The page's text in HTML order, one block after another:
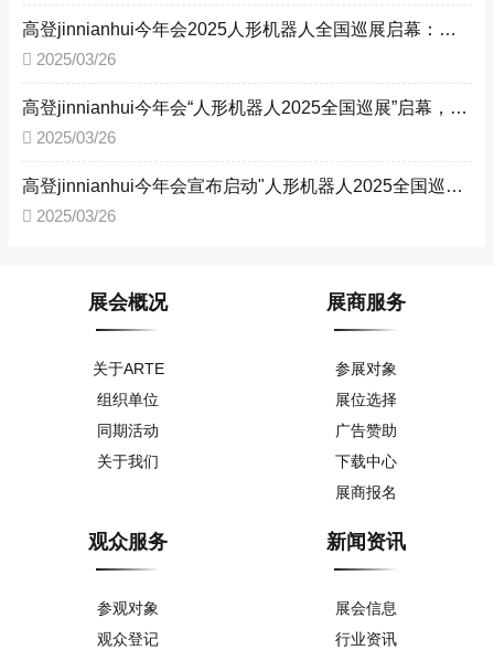
高登jinnianhui今年会2025人形机器人全国巡展启幕：四城接力，驱动工业智能化转型 ——以技术革新赋能新型工业化，构建产业生态新格局
2025/03/26
高登jinnianhui今年会“人形机器人2025全国巡展”启幕，四城联动赋能新型工业化
2025/03/26
高登jinnianhui今年会宣布启动"人形机器人2025全国巡展" --助力新型工业化进程
2025/03/26
展会概况
关于ARTE
组织单位
同期活动
关于我们
展商服务
参展对象
展位选择
广告赞助
下载中心
展商报名
观众服务
参观对象
观众登记
新闻资讯
展会信息
行业资讯